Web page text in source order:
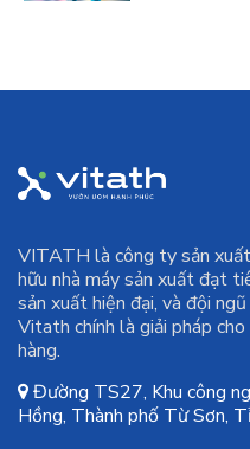
VITATH là công ty sản
hữu nhà máy sản xuất đạt
sản xuất hiện đại, và đội
Vitath chính là giải pháp cho
hàng.
Đường TS27, Khu công
Hồng, Thành phố Từ Sơn,